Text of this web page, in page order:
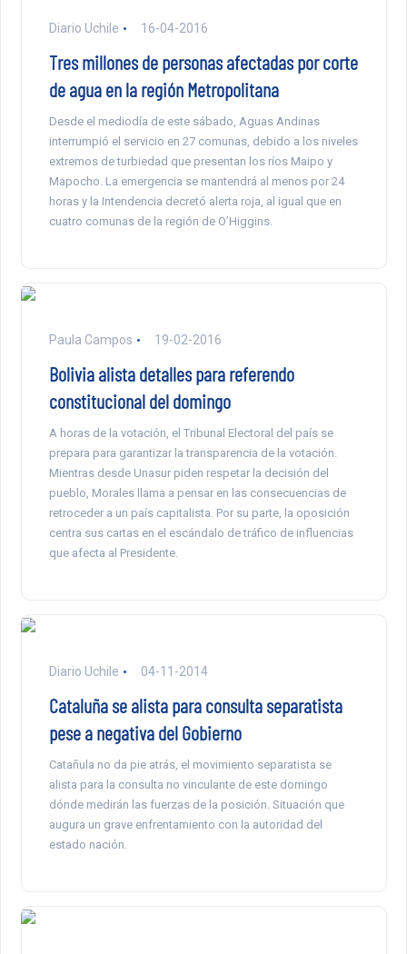
Diario Uchile 16-04-2016
Tres millones de personas afectadas por corte
de agua en la región Metropolitana
Desde el mediodía de este sábado, Aguas Andinas
interrumpió el servicio en 27 comunas, debido a los niveles
extremos de turbiedad que presentan los ríos Maipo y
Mapocho. La emergencia se mantendrá al menos por 24
horas y la Intendencia decretó alerta roja, al igual que en
cuatro comunas de la región de O’Higgins.
Paula Campos 19-02-2016
Bolivia alista detalles para referendo
constitucional del domingo
A horas de la votación, el Tribunal Electoral del país se
prepara para garantizar la transparencia de la votación.
Mientras desde Unasur piden respetar la decisión del
pueblo, Morales llama a pensar en las consecuencias de
retroceder a un país capitalista. Por su parte, la oposición
centra sus cartas en el escándalo de tráfico de influencias
que afecta al Presidente.
Diario Uchile 04-11-2014
Cataluña se alista para consulta separatista
pese a negativa del Gobierno
Catañula no da pie atrás, el movimiento separatista se
alista para la consulta no vinculante de este domingo
dónde medirán las fuerzas de la posición. Situación que
augura un grave enfrentamiento con la autoridad del
estado nación.